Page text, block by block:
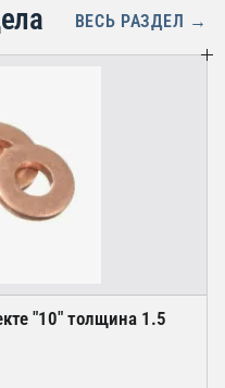
ВЕСЬ РАЗДЕЛ →
"10" толщина 1.5